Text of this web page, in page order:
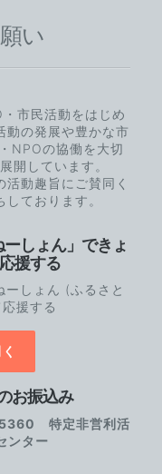
い
市民活動をはじめ
動の発展や豊かな市
NPOの協働を大切
開しています。
動趣旨にご賛同く
ております。
しょん」できょ
援する
しょん (ふるさと
援する
お振込み
特定非営利活
ンター